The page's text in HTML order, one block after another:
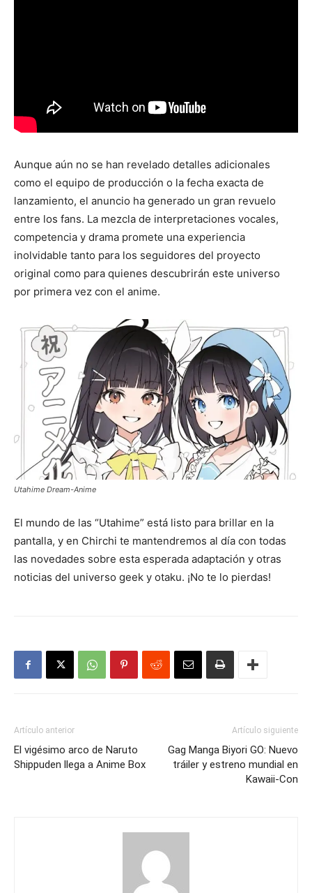
Aunque aún no se han revelado detalles adicionales
como el equipo de producción o la fecha exacta de
lanzamiento, el anuncio ha generado un gran revuelo
entre los fans. La mezcla de interpretaciones vocales,
competencia y drama promete una experiencia
inolvidable tanto para los seguidores del proyecto
original como para quienes descubrirán este universo
por primera vez con el anime.
Utahime Dream-Anime
El mundo de las “Utahime” está listo para brillar en la
pantalla, y en Chirchi te mantendremos al día con todas
las novedades sobre esta esperada adaptación y otras
noticias del universo geek y otaku. ¡No te lo pierdas!
Artículo anterior
El vigésimo arco de Naruto
Shippuden llega a Anime Box
Artículo siguiente
Gag Manga Biyori GO: Nuevo
tráiler y estreno mundial en
Kawaii-Con